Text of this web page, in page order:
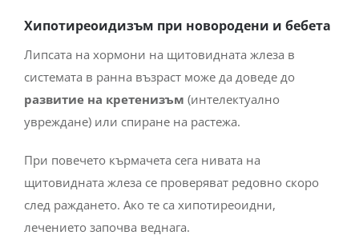
Хипотиреоидизъм при новородени и бебета
Липсата на хормони на щитовидната жлеза в
системата в ранна възраст може да доведе до
развитие на кретенизъм (интелектуално
увреждане) или спиране на растежа.
При повечето кърмачета сега нивата на
щитовидната жлеза се проверяват редовно скоро
след раждането. Ако те са хипотиреоидни,
лечението започва веднага.